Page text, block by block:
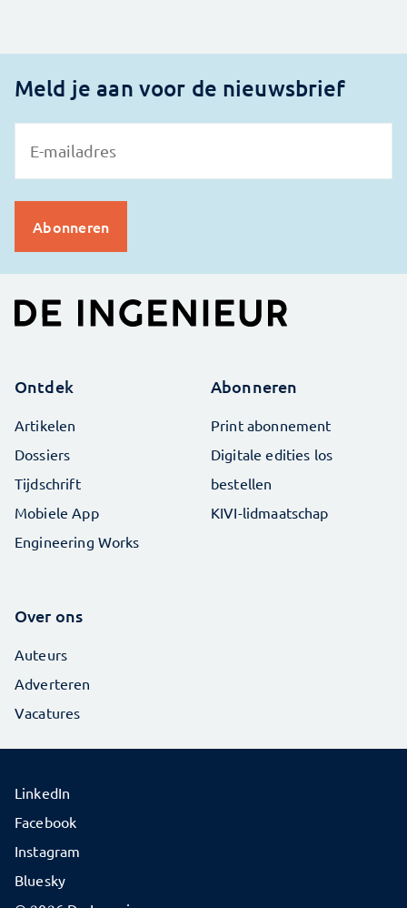
Meld je aan voor de nieuwsbrief
Ontdek
Artikelen
Dossiers
Tijdschrift
Mobiele App
Engineering Works
Abonneren
Print abonnement
Digitale edities los
bestellen
KIVI-lidmaatschap
Over ons
Auteurs
Adverteren
Vacatures
LinkedIn
Facebook
Instagram
Bluesky